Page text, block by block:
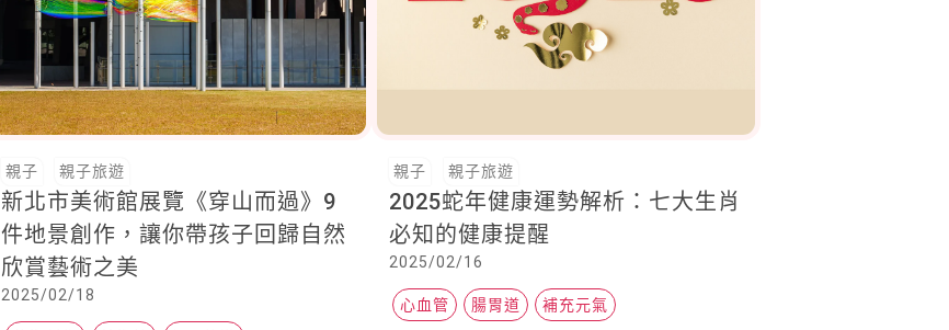
親子 親子旅遊
新北市美術館展覽《穿山而過》9
件地景創作，讓你帶孩子回歸自然
欣賞藝術之美
2025/02/18
親子 親子旅遊
2025蛇年健康運勢解析：七大生肖
必知的健康提醒
2025/02/16
心血管 腸胃道 補充元氣